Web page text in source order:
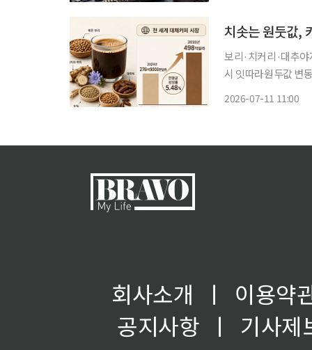
치솟는 원둣값,
보리·치커리·대추
시 잇따라원두값 변동성·건강
2026-07-11 11:00
회사소개 ㅣ
이용약
공지사항
ㅣ
기사제